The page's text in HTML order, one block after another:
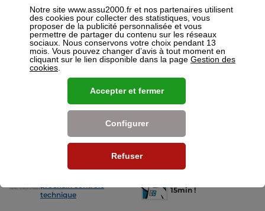
Nos offres pour les particuliers
Assurance Auto
Des tarifs adaptés à tous les profils
de conducteurs. Jeunes permis,
des solutions pour chacun.
prochain contrôle
technique
15min !
Notre site www.assu2000.fr et nos partenaires utilisent
des cookies pour collecter des statistiques, vous
proposer de la publicité personnalisée et vous
permettre de partager du contenu sur les réseaux
sociaux. Nous conservons votre choix pendant 13
mois. Vous pouvez changer d’avis à tout moment en
cliquant sur le lien disponible dans la page Gestion des
cookies
Refuser
Configurer
Accepter et fermer